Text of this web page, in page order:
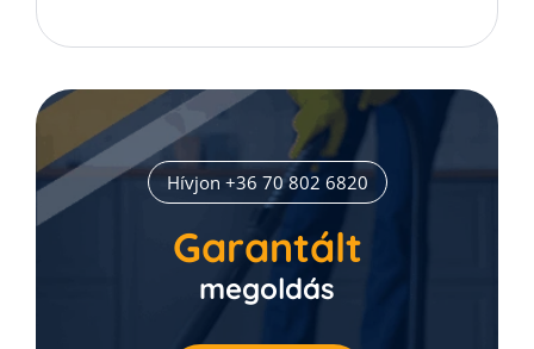
Hívjon +36 70 802 6820
Garantált
megoldás